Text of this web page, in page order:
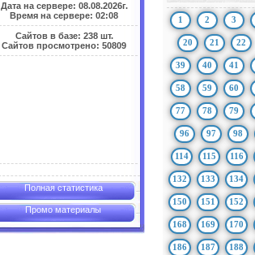
Дата на сервере: 08.08.2026г.
Время на сервере: 02:08
Сайтов в базе: 238 шт.
Сайтов просмотрено: 50809
Полная статистика
Промо материалы
1 2 3
20 21 22
39 40 41
58 59 60
77 78 79
96 97 98
114 115 116
132 133 134
150 151 152
168 169 170
186 187 188